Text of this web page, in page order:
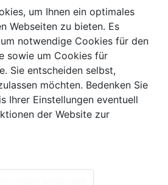
um Ihnen ein optimales
Webseiten zu bieten. Es
notwendige Cookies für den
sowie um Cookies für
Sie entscheiden selbst,
möchten. Bedenken Sie
Ihrer Einstellungen eventuell
der Website zur